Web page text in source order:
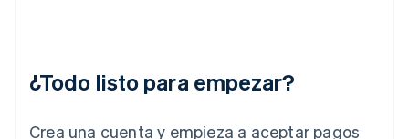
¿Todo listo para empezar?
Crea una cuenta y empieza a aceptar pagos
Irlanda
Italia